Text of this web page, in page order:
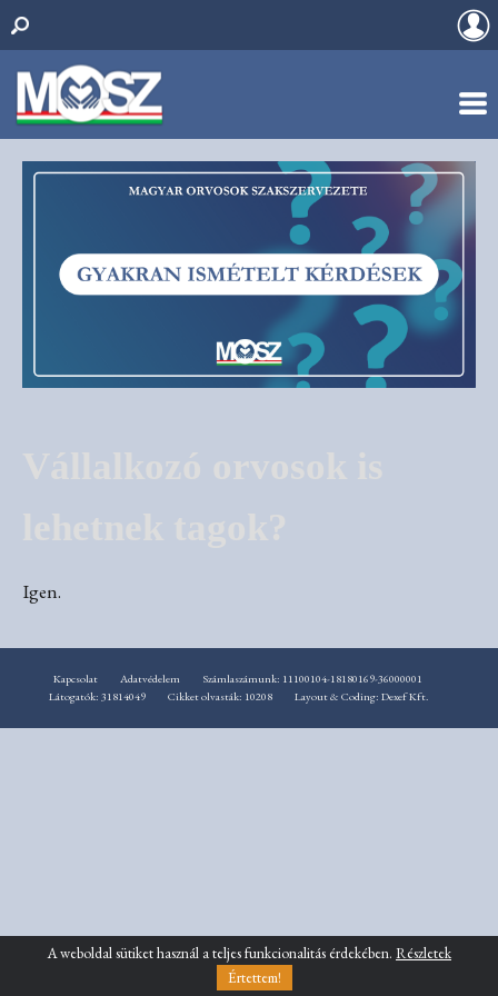
Igen.
Kapcsolat Adatvédelem
Számlaszámunk: 11100104-18180169-36000001
Látogatók: 31814049
Cikket olvasták: 10208 Layout & Coding: Dexef Kft.
A weboldal sütiket használ a teljes funkcionalitás érdekében. Részletek